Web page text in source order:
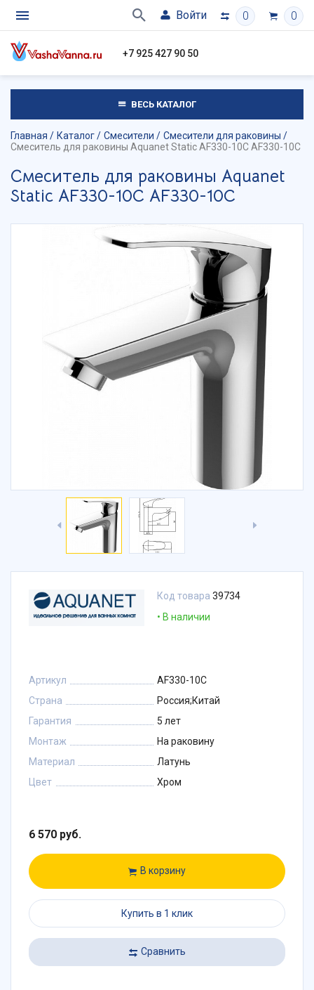
Войти 0 0
+7 925 427 90 50
ВЕСЬ КАТАЛОГ
Главная Каталог Смесители
Смесители для раковины
Смеситель для раковины Aquanet Static AF330-10C AF330-10C
Смеситель для раковины Aquanet
Static AF330-10C AF330-10C
Код товара 39734
В наличии
Артикул
AF330-10C
Страна
Россия;Китай
Гарантия
5 лет
Монтаж
На раковину
Материал
Латунь
Цвет
Хром
6 570 руб.
В корзину
Купить в 1 клик
Сравнить